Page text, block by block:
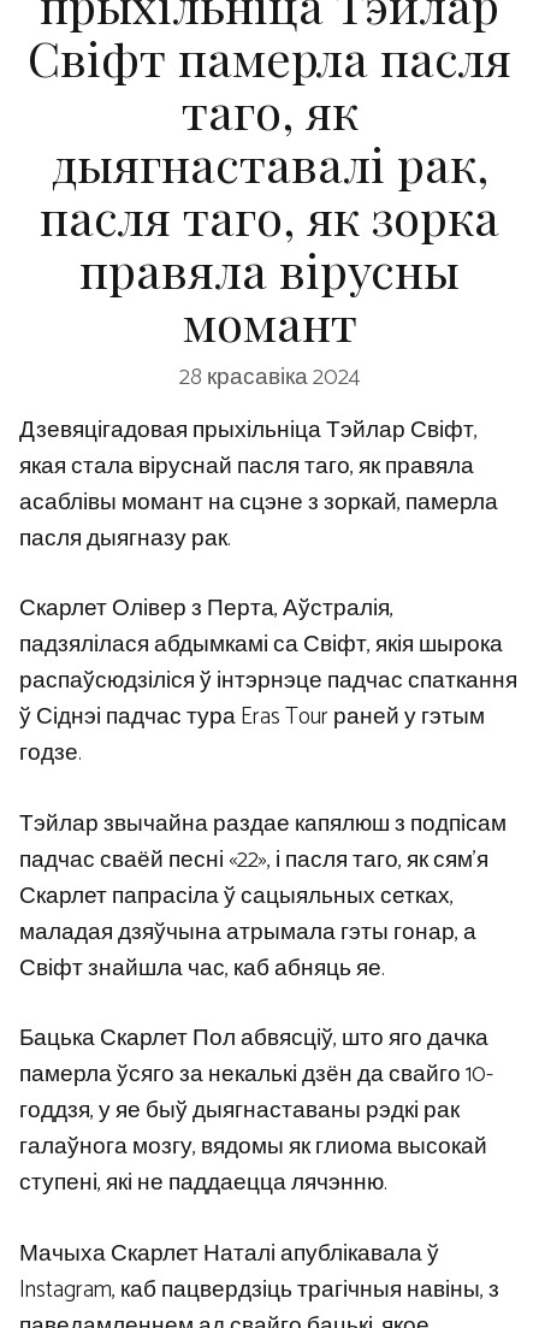
Свіфт памерла пасля
таго, як
дыягнаставалі рак,
пасля таго, як зорка
правяла вірусны
момант
28 красавіка 2024
Дзевяцігадовая прыхільніца Тэйлар Свіфт,
якая стала віруснай пасля таго, як правяла
асаблівы момант на сцэне з зоркай, памерла
пасля дыягназу рак.
Скарлет Олівер з Перта, Аўстралія,
падзялілася абдымкамі са Свіфт, якія шырока
распаўсюдзіліся ў інтэрнэце падчас спаткання
ў Сіднэі падчас тура Eras Tour раней у гэтым
годзе.
Тэйлар звычайна раздае капялюш з подпісам
падчас сваёй песні «22», і пасля таго, як сям'я
Скарлет папрасіла ў сацыяльных сетках,
маладая дзяўчына атрымала гэты гонар, а
Свіфт знайшла час, каб абняць яе.
Бацька Скарлет Пол абвясціў, што яго дачка
памерла ўсяго за некалькі дзён да свайго 10-
годдзя, у яе быў дыягнаставаны рэдкі рак
галаўнога мозгу, вядомы як глиома высокай
ступені, які не паддаецца лячэнню.
Мачыха Скарлет Наталі апублікавала ў
Instagram, каб пацвердзіць трагічныя навіны, з